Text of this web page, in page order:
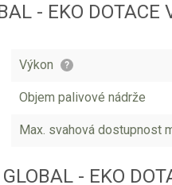
- EKO DOTACE
Výkon ?
Objem palivové nádrže
Max. svahová dostupnost
- EKO